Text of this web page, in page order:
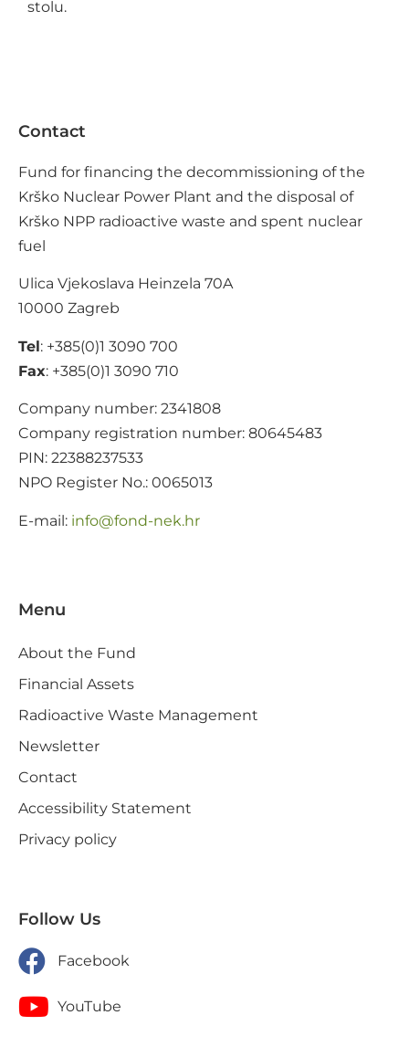
stolu.
Contact
Fund for financing the decommissioning of the
Krško Nuclear Power Plant and the disposal of
Krško NPP radioactive waste and spent nuclear
fuel
Ulica Vjekoslava Heinzela 70A
10000 Zagreb
Tel: +385(0)1 3090 700
Fax: +385(0)1 3090 710
Company number: 2341808
Company registration number: 80645483
PIN: 22388237533
NPO Register No.: 0065013
E-mail: rh.ken-dnof
@ofni
Menu
About the Fund
Financial Assets
Radioactive Waste Management
Newsletter
Contact
Accessibility Statement
Privacy policy
Follow Us
Facebook
YouTube